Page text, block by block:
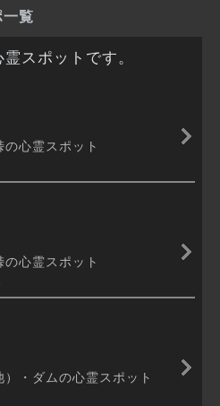
覧
スポットです。
心霊スポット
心霊スポット
・ダムの心霊スポット